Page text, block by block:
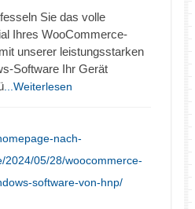
Sie das volle
Ihres WooCommerce-
unserer leistungsstarken
Software Ihr Gerät
...Weiterlesen
nach-
2024/05/28/woocommerce-
software-von-hnp/